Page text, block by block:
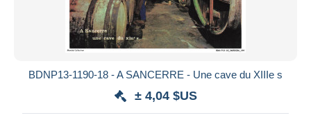
BDNP13-1190-18 - A SANCERRE - Une cave du XIIIe s
± 4,04 $US